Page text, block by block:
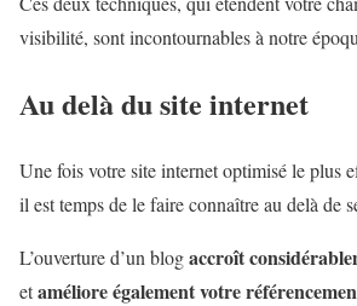
visibilité, sont incontournables à notre
Au delà du site internet
Une fois votre site internet optimisé le plus
il est temps de le faire connaître au delà de
L’ouverture d’un blogaccroît
etaméliore également votre